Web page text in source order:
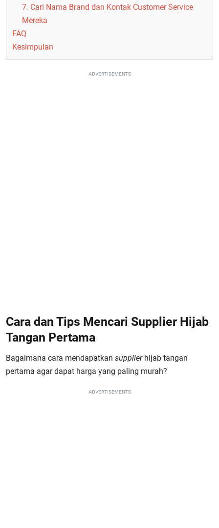
7. Cari Nama Brand dan Kontak Customer Service
Mereka
FAQ
Kesimpulan
ADVERTISEMENTS
Cara dan Tips Mencari Supplier Hijab
Tangan Pertama
Bagaimana cara mendapatkan supplierhijab tangan
pertama agar dapat harga yang paling murah?
ADVERTISEMENTS